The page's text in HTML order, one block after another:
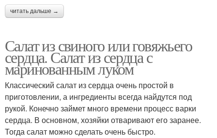
читать дальше →
Салат из свиного или говяжьего
сердца. Салат из сердца с
маринованным луком
Классический салат из сердца очень простой в
приготовлении, а ингредиенты всегда найдутся под
рукой. Конечно займет много времени процесс варки
сердца. В основном, хозяйки отваривают его заранее.
Тогда салат можно сделать очень быстро.